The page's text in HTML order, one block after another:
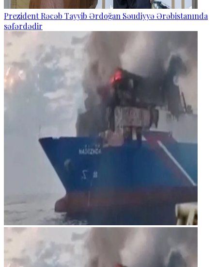
Prezident Rəcəb Tayyib Ərdoğan Səudiyyə Ərəbistanında
səfərdədir